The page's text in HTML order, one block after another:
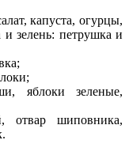
капуста, огурцы,
зелень: петрушка и
яблоки зеленые,
отвар шиповника,